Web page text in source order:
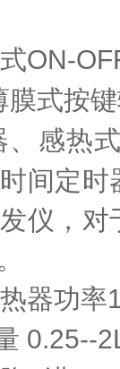
ON-
膜式按
、感热
间定
仪，
器功率
0.25--